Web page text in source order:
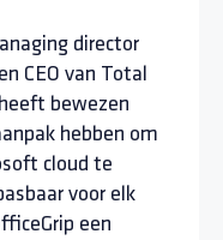
director
CEO van Total
bewezen
hebben om
cloud te
voor elk
een